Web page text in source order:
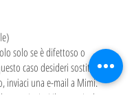
solo se è difettoso o
caso desideri sostituirlo
inviaci una e-mail a Mimi.
e inviaci il tuo articolo a: